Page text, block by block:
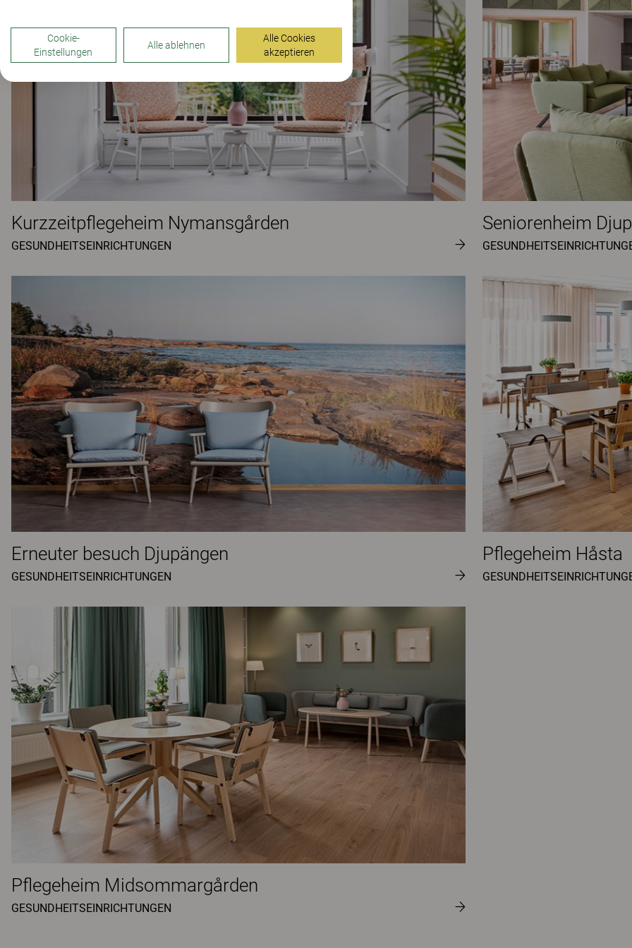
Kurzzeitpflegeheim Nymansgården
GESUNDHEITSEINRICHTUNGEN
Seniorenheim
Erneuter besuch Djupängen
GESUNDHEITSEINRICHTUNGEN
Pflegeheim Håsta
Pflegeheim Midsommargården
GESUNDHEITSEINRICHTUNGEN
Cookie-
Einstellungen
Alle ablehnen
Alle Cookies
akzeptieren